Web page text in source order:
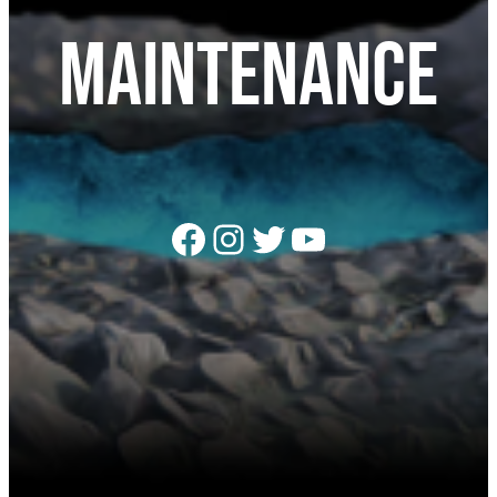
Maintenance
Facebook
Instagram
Twitter
YouTube